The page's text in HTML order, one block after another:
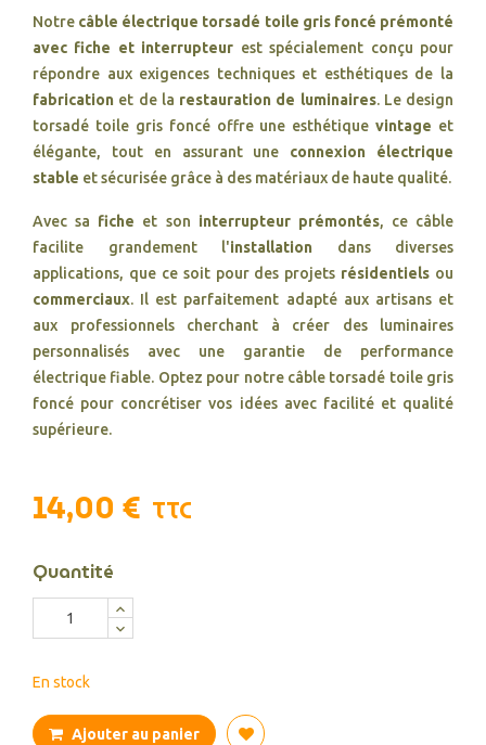
Notre câble électrique torsadé toile gris foncé prémonté
avec fiche et interrupteur est spécialement conçu pour
répondre aux exigences techniques et esthétiques de la
fabrication et de la restauration de luminaires. Le design
torsadé toile gris foncé offre une esthétiquevintage et
élégante, tout en assurant une connexion électrique
stable et sécurisée grâce à des matériaux de haute qualité.
Avec sa fiche et son interrupteur prémontés, ce câble
facilite grandement l'installation dans diverses
applications, que ce soit pour des projets résidentiels ou
commerciaux. Il est parfaitement adapté aux artisans et
aux professionnels cherchant à créer des luminaires
personnalisés avec une garantie de performance
électrique fiable. Optez pour notre câble torsadé toile gris
foncé pour concrétiser vos idées avec facilité et qualité
supérieure.
14,00 € TTC
Quantité
En stock
Ajouter au panier